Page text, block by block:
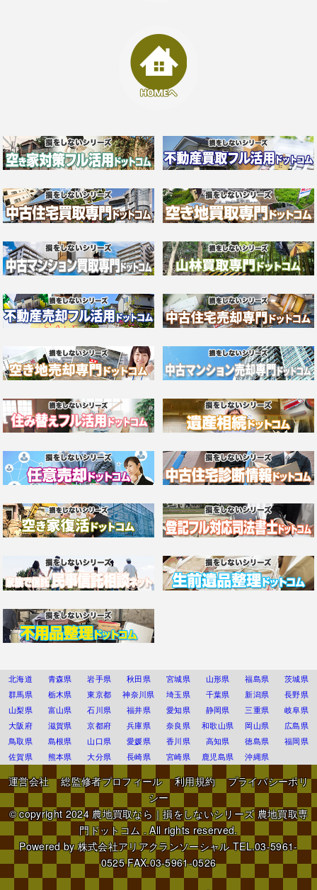
北海道 青森県 岩手県 秋田県 宮城県 山形県 福島県
茨城県
群馬県
栃木県 東京都 神奈川県 埼玉県 千葉県 新潟県
長野県
山梨県
富山県 石川県 福井県 愛知県 静岡県 三重県
岐阜県
大阪府
滋賀県 京都府 兵庫県 奈良県 和歌山県 岡山県
広島県
鳥取県
島根県 山口県 愛媛県 香川県 高知県 徳島県
福岡県
佐賀県
熊本県 大分県 長崎県 宮崎県 鹿児島県 沖縄県
運営会社 総監修者プロフィール 利用規約
プライバシーポリ
シー
© copyright 2024農地買取なら｜損をしないシリーズ 農地買取専
門ドットコム . All rights reserved.
Powered by株式会社アリアクランソーシャルTEL.03-5961-
0525 FAX.03-5961-0526